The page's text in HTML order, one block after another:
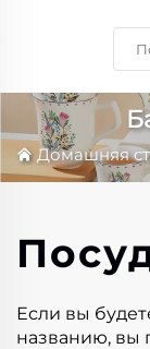
Домашняя
Если вы
названию, вы